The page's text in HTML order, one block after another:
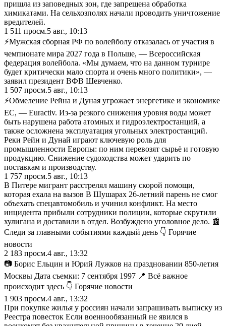
пришла из заповедных зон, где запрещена обработка
химикатами. На сельхозполях начали проводить уничтожение
вредителей.
1 511 просм.5 авг., 10:13
⚡️Мужская сборная РФ по волейболу отказалась от участия в
чемпионате мира 2027 года в Польше, — Всероссийская
федерация волейбола. «Мы думаем, что на данном турнире
будет критически мало спорта и очень много политики», —
заявил президент ВФВ Шевченко.
1 507 просм.5 авг., 10:13
⚡️Обмеление Рейна и Дуная угрожает энергетике и экономике
ЕС, — Euractiv. Из-за резкого снижения уровня воды может
быть нарушена работа атомных и гидроэлектростанций, а
также осложнена эксплуатация угольных электростанций.
Реки Рейн и Дунай играют ключевую роль для
промышленности Европы: по ним перевозят сырьё и готовую
продукцию. Снижение судоходства может ударить по
поставкам и производству.
1 757 просм.5 авг., 10:13
В Питере мигрант расстрелял машину скорой помощи,
которая ехала на вызов В Шушарах 26-летний парень не смог
объехать спецавтомобиль и учинил конфликт. На место
инцидента прибыли сотрудники полиции, которые скрутили
хулигана и доставили в отдел. Возбуждено уголовное дело. 📰
Следи за главными событиями каждый день 👇 Горячие
новости
2 183 просм.4 авг., 13:32
📷 Борис Ельцин и Юрий Лужков на праздновании 850-летия
Москвы Дата съемки: 7 сентября 1997 📍 Всё важное
происходит здесь 👇 Горячие новости
1 903 просм.4 авг., 13:32
При покупке жилья у россиян начали запрашивать выписку из
Реестра повесток Если военнообязанный не явился в